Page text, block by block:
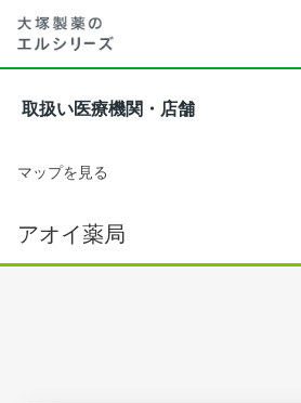
取扱い医療機関・店舗
マップを見る
アオイ薬局